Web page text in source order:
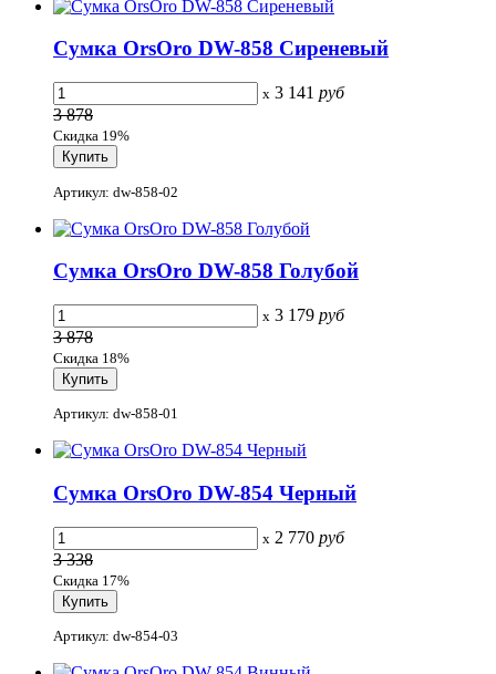
Сумка OrsOro DW-858 Сиреневый
x 3 141 руб
3 878
Скидка 19%
Артикул: dw-858-02
Сумка OrsOro DW-858 Голубой
x 3 179 руб
3 878
Скидка 18%
Артикул: dw-858-01
Сумка OrsOro DW-854 Черный
x 2 770 руб
3 338
Скидка 17%
Артикул: dw-854-03